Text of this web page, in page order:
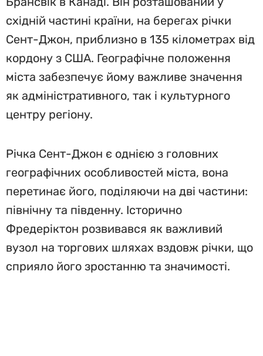
східній частині країни, на берегах річки
Сент-Джон, приблизно в 135 кілометрах від
кордону з США. Географічне положення
міста забезпечує йому важливе значення
як адміністративного, так і культурного
центру регіону.
Річка Сент-Джон є однією з головних
географічних особливостей міста, вона
перетинає його, поділяючи на дві частини:
північну та південну. Історично
Фредеріктон розвивався як важливий
вузол на торгових шляхах вздовж річки, що
сприяло його зростанню та значимості.